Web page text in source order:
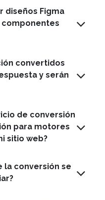
diseños Figma
convertidos
y serán
de conversión
para motores
sitio web?
la conversión se